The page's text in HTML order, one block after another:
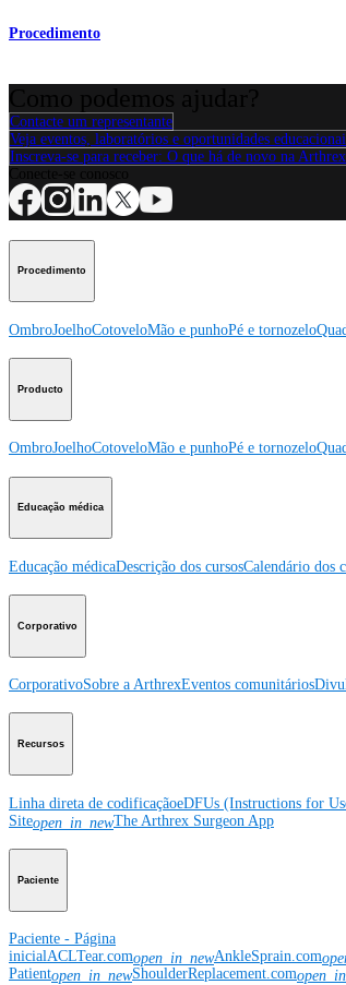
Procedimento
Contacte um representante
Veja eventos, laboratórios e oportunidades
Inscreva-se para receber: O que há de novo na
Procedimento
OmbroJoelhoCotoveloMão e punhoPé e tornozelo
Producto
OmbroJoelhoCotoveloMão e punhoPé e tornozelo
Educação médica
Educação médicaDescrição dos cursosCalendário dos
Corporativo
CorporativoSobre a ArthrexEventos comunitários
Recursos
Linha direta de codificaçãoeDFUs (Instructions for
Siteopen_in_newThe Arthrex Surgeon App
Paciente
Paciente - Página
inicial ACLTear.comopen_in_newAnkleSprain.com
Patientopen_in_newShoulderReplacement.com